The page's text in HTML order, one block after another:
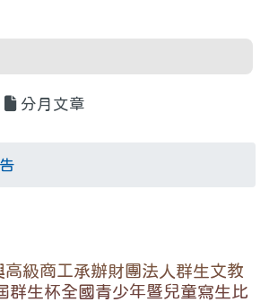
分月文章
高級商工承辦財團法人群生文教
群生杯全國青少年暨兒童寫生比